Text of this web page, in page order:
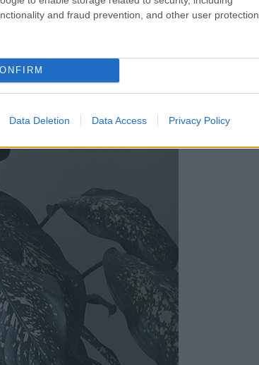
and fraud prevention, and other user protection.
Data Deletion Data Access Privacy Policy